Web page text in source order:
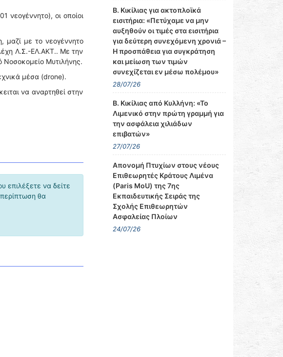
νεογέννητο), οι οποίοι
μαζί με το νεογέννητο
Λ.Σ.-ΕΛ.ΑΚΤ.. Με την
Νοσοκομείο Μυτιλήνης.
μέσα (drone).
να αναρτηθεί στην
επιλέξετε να δείτε
θα
Β. Κικίλιας για ακτοπλοϊκά
εισιτήρια: «Πετύχαμε να μην
αυξηθούν οι τιμές στα εισιτήρια
για δεύτερη συνεχόμενη χρονιά –
Η προσπάθεια για συγκράτηση
και μείωση των τιμών
συνεχίζεται εν μέσω πολέμου»
28/07/26
Β. Κικίλιας από Κυλλήνη: «Το
Λιμενικό στην πρώτη γραμμή για
την ασφάλεια χιλιάδων
επιβατών»
27/07/26
Απονομή Πτυχίων στους νέους
Επιθεωρητές Κράτους Λιμένα
(Paris MoU) της 7ης
Εκπαιδευτικής Σειράς της
Σχολής Επιθεωρητών
Ασφαλείας Πλοίων
24/07/26